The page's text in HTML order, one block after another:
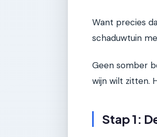
Want precies
schaduwtuin
Geen somber
wijn wilt zitten.
Stap 1: